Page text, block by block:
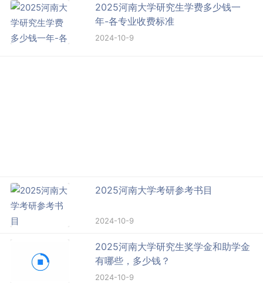
2025河南大学研究生学费多少钱一
年-各专业收费标准
2024-10-9
2025河南大学考研参考书目
2024-10-9
2025河南大学研究生奖学金和助学金
有哪些，多少钱？
2024-10-9